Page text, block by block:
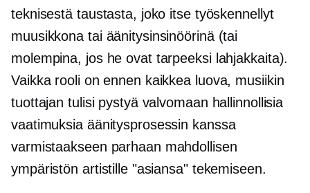
teknisestä taustasta, joko itse työskennellyt
muusikkona tai äänitysinsinöörinä (tai
molempina, jos he ovat tarpeeksi lahjakkaita).
Vaikka rooli on ennen kaikkea luova, musiikin
tuottajan tulisi pystyä valvomaan hallinnollisia
vaatimuksia äänitysprosessin kanssa
varmistaakseen parhaan mahdollisen
ympäristön artistille "asiansa" tekemiseen.